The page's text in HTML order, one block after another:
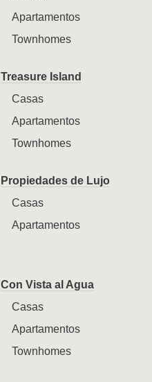
Apartamentos
Townhomes
Treasure Island
Casas
Apartamentos
Townhomes
Propiedades de Lujo
Casas
Apartamentos
Con Vista al Agua
Casas
Apartamentos
Townhomes